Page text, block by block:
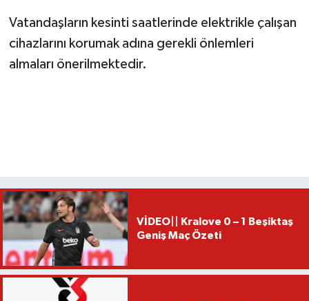
Vatandaşların kesinti saatlerinde elektrikle çalışan
cihazlarını korumak adına gerekli önlemleri
almaları önerilmektedir.
VİDEO|| Kralove 0 – 1 Beşiktaş
Geniş Maç Özeti